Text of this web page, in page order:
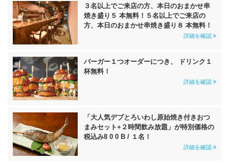
３名以上でご来店の方、本日のおまかせ串
焼き盛り５ 本無料！５名以上でご来店の
方、本日のおまかせ串焼き盛り８ 本無料！
詳細を確認
バーガー１つオーダーにつき、 ドリンク１
杯無料！
詳細を確認
「大人気デブとろいわし原始焼き付きおつ
まみセット+２時間飲み放題」が特別価格の
税込み8 0 0 B / １名！
詳細を確認